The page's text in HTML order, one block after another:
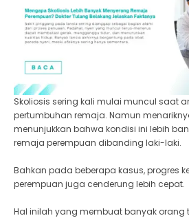
Skoliosis sering kali mulai muncul saat
pertumbuhan remaja. Namun
menunjukkan bahwa kondisi ini lebih
remaja perempuan dibanding laki-laki.
Bahkan pada beberapa kasus, progres
perempuan juga cenderung lebih cepat.
Hal inilah yang membuat banyak orang